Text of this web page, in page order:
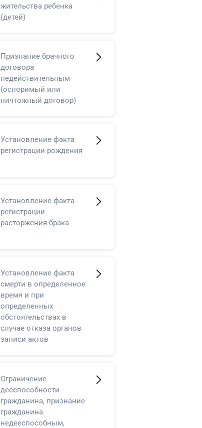
жительства ребенка
(детей)
Признание брачного
договора
недействительным
(оспоримый или
ничтожный договор)
Установление факта
регистрации рождения
Установление факта
регистрации
расторжения брака
Установление факта
смерти в определенное
время и при
определенных
обстоятельствах в
случае отказа органов
записи актов
Ограничение
дееспособности
гражданина, признание
гражданина
недееспособным,